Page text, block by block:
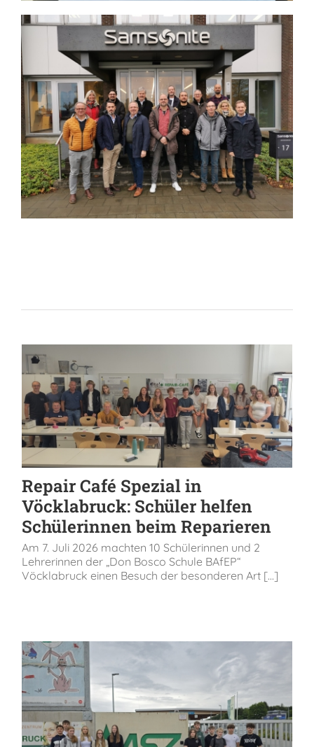
Repair Café Spezial in
Vöcklabruck: Schüler helfen
Schülerinnen beim Reparieren
Am 7. Juli 2026 machten 10 Schülerinnen und 2
Lehrerinnen der „Don Bosco Schule BAfEP“
Vöcklabruck einen Besuch der besonderen Art [...]